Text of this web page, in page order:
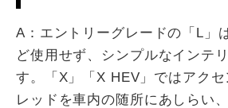
A：エントリーグレードの「L」
ど使用せず、シンプルなインテ
す。「X」「X HEV」ではアク
レッドを車内の随所にあしらい